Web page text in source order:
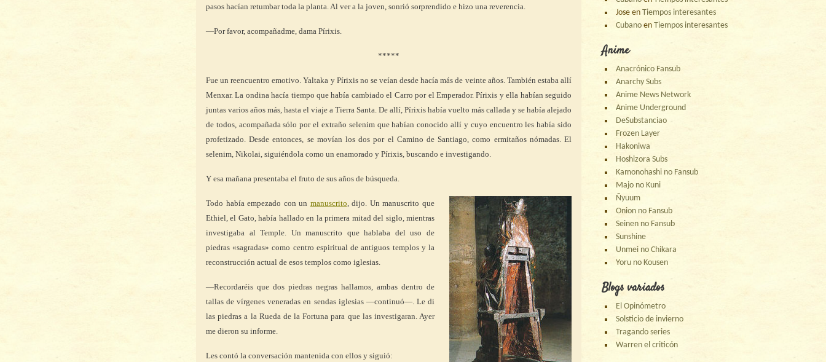
pasos hacían retumbar toda la planta. Al ver a la joven, sonrió sorprendido e hizo una reverencia.
—Por favor, acompañadme, dama Pírixis.
*****
Fue un reencuentro emotivo. Yaltaka y Pírixis no se veían desde hacía más de veinte años. También estaba allí
Menxar. La ondina hacía tiempo que había cambiado el Carro por el Emperador. Pírixis y ella habían seguido
juntas varios años más, hasta el viaje a Tierra Santa. De allí, Pírixis había vuelto más callada y se había alejado
de todos, acompañada sólo por el extraño selenim que habían conocido allí y cuyo encuentro les había sido
profetizado. Desde entonces, se movían los dos por el Camino de Santiago, como ermitaños nómadas. El
selenim, Nikolai, siguiéndola como un enamorado y Pírixis, buscando e investigando.
Y esa mañana presentaba el fruto de sus años de búsqueda.
Todo había empezado con un manuscrito, dijo. Un manuscrito que
Ethiel, el Gato, había hallado en la primera mitad del siglo, mientras
investigaba al Temple. Un manuscrito que hablaba del uso de
piedras «sagradas» como centro espiritual de antiguos templos y la
reconstrucción actual de esos templos como iglesias.
—Recordaréis que dos piedras negras hallamos, ambas dentro de
tallas de vírgenes veneradas en sendas iglesias —continuó—. Le di
las piedras a la Rueda de la Fortuna para que las investigaran. Ayer
me dieron su informe.
Les contó la conversación mantenida con ellos y siguió:
Jose enTiempos interesantes
Cubano enTiempos interesantes
Anime
Anacrónico Fansub
Anarchy Subs
Anime News Network
Anime Underground
DeSubstanciao
Frozen Layer
Hakoniwa
Hoshizora Subs
Kamonohashi no Fansub
Majo no Kuni
Ñyuum
Onion no Fansub
Seinen no Fansub
Sunshine
Unmei no Chikara
Yoru no Kousen
Blogs variados
El Opinómetro
Solsticio de invierno
Tragando series
Warren el criticón